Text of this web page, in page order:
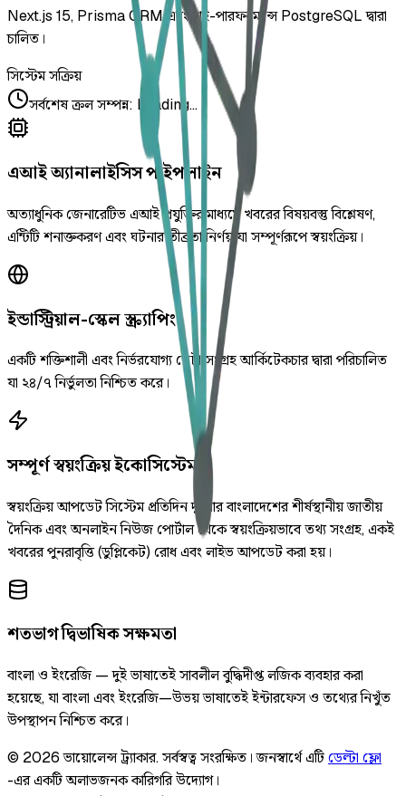
Next.js 15, Prisma ORM এবং হাই-পারফরম্যান্স PostgreSQL দ্বারা
চালিত।
সিস্টেম সক্রিয়
সর্বশেষ ক্রল সম্পন্ন: Loading...
এআই অ্যানালাইসিস পাইপলাইন
অত্যাধুনিক জেনারেটিভ এআই প্রযুক্তির মাধ্যমে খবরের বিষয়বস্তু বিশ্লেষণ,
এন্টিটি শনাক্তকরণ এবং ঘটনার তীব্রতা নির্ণয় যা সম্পূর্ণরূপে স্বয়ংক্রিয়।
ইন্ডাস্ট্রিয়াল-স্কেল স্ক্র্যাপিং
একটি শক্তিশালী এবং নির্ভরযোগ্য ডেটা সংগ্রহ আর্কিটেকচার দ্বারা পরিচালিত
যা ২৪/৭ নির্ভুলতা নিশ্চিত করে।
সম্পূর্ণ স্বয়ংক্রিয় ইকোসিস্টেম
স্বয়ংক্রিয় আপডেট সিস্টেম প্রতিদিন দুইবার বাংলাদেশের শীর্ষস্থানীয় জাতীয়
দৈনিক এবং অনলাইন নিউজ পোর্টাল থেকে স্বয়ংক্রিয়ভাবে তথ্য সংগ্রহ, একই
খবরের পুনরাবৃত্তি (ডুপ্লিকেট) রোধ এবং লাইভ আপডেট করা হয়।
শতভাগ দ্বিভাষিক সক্ষমতা
বাংলা ও ইংরেজি — দুই ভাষাতেই সাবলীল বুদ্ধিদীপ্ত লজিক ব্যবহার করা
হয়েছে, যা বাংলা এবং ইংরেজি—উভয় ভাষাতেই ইন্টারফেস ও তথ্যের নিখুঁত
উপস্থাপন নিশ্চিত করে।
© 2026 ভায়োলেন্স ট্র্যাকার.সর্বস্বত্ব সংরক্ষিত। জনস্বার্থে এটিডেল্টা ফ্লো
-এর একটি অলাভজনক কারিগরি উদ্যোগ।